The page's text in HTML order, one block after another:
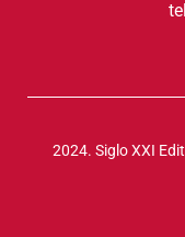
2024. Siglo XXI